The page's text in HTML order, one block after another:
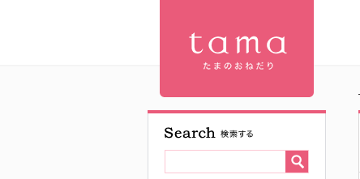
tama 総合栄
養食 ツナ ゼ